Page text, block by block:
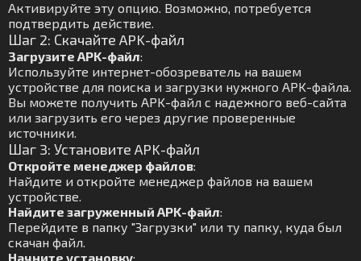
Активируйте эту опцию. Возможно, потребуется
подтвердить действие.
Шаг 2: Скачайте APK-файл
Загрузите APK-файл:
Используйте интернет-обозреватель на вашем
устройстве для поиска и загрузки нужного APK-файла.
Вы можете получить APK-файл с надежного веб-сайта
или загрузить его через другие проверенные
источники.
Шаг 3: Установите APK-файл
Откройте менеджер файлов:
Найдите и откройте менеджер файлов на вашем
устройстве.
Найдите загруженный APK-файл:
Перейдите в папку "Загрузки" или ту папку, куда был
скачан файл.
Начните установку: